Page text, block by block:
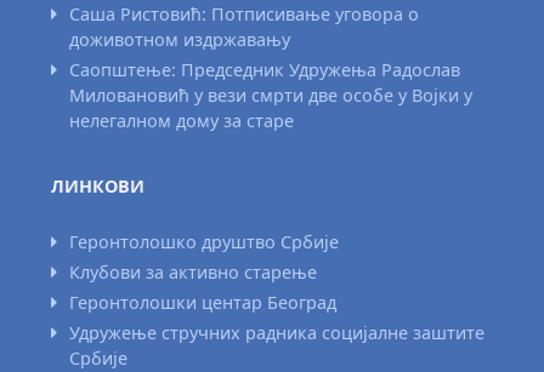
Саша Ристовић: Потписивање уговора о
доживотном издржавању
Саопштење: Председник Удружења Радослав
Миловановић у вези смрти две особе у Војки у
нелегалном дому за старе
ЛИНКОВИ
Геронтолошко друштво Србије
Клубови за активно старење
Геронтолошки центар Београд
Удружење стручних радника социјалне заштите
Србије